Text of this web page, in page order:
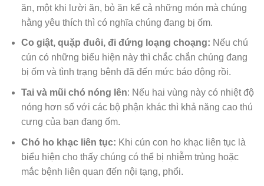
ăn, một khi lười ăn, bỏ ăn kể cả những món mà chúng
hằng yêu thích thì có nghĩa chúng đang bị ốm.
Co giật, quặp đuôi, đi đứng loạng choạng: Nếu chú
cún có những biểu hiện này thì chắc chắn chúng đang
bị ốm và tình trạng bệnh đã đến mức báo động rồi.
Tai và mũi chó nóng lên: Nếu hai vùng này có nhiệt độ
nóng hơn số với các bộ phận khác thì khả năng cao thú
cưng của bạn đang ốm.
Chó ho khạc liên tục: Khi cún con ho khạc liên tục là
biểu hiện cho thấy chúng có thể bị nhiễm trùng hoặc
mắc bệnh liên quan đến nội tạng, phổi.